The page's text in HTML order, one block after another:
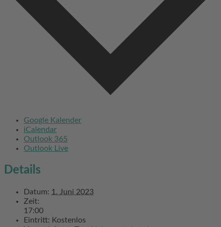
Google Kalender
iCalendar
Outlook 365
Outlook Live
Details
Datum: 1. Juni 2023
Zeit:
17:00
Eintritt: Kostenlos